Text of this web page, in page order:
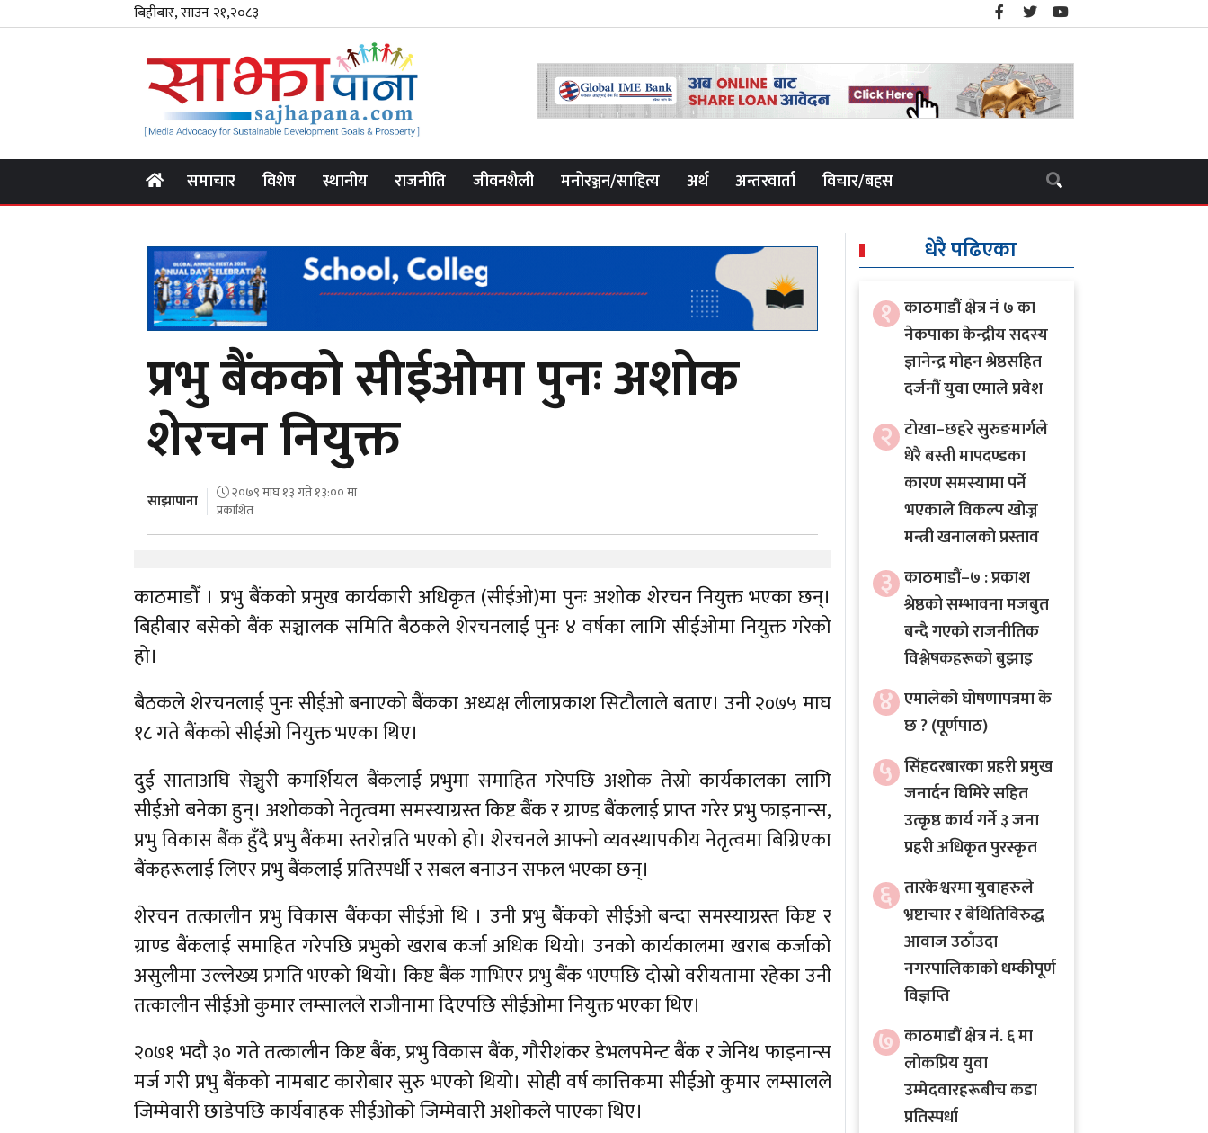
बिहीबार, साउन २१,२०८३
समाचार विशेष स्थानीय राजनीति जीवनशैली मनोरञ्जन/साहित्य अर्थ अन्तरवार्ता विचार/बहस
प्रभु बैंकको सीईओमा पुनः अशोक
शेरचन नियुक्त
साझापाना
२०७९ माघ १३ गते १३:०० मा
प्रकाशित
काठमाडौँ । प्रभु बैंकको प्रमुख कार्यकारी अधिकृत (सीईओ)मा पुनः अशोक शेरचन नियुक्त भएका छन्।
बिहीबार बसेको बैंक सञ्चालक समिति बैठकले शेरचनलाई पुनः ४ वर्षका लागि सीईओमा नियुक्त गरेको
हो।
बैठकले शेरचनलाई पुनः सीईओ बनाएको बैंकका अध्यक्ष लीलाप्रकाश सिटौलाले बताए। उनी २०७५ माघ
१८ गते बैंकको सीईओ नियुक्त भएका थिए।
दुई साताअघि सेञ्चुरी कमर्शियल बैंकलाई प्रभुमा समाहित गरेपछि अशोक तेस्रो कार्यकालका लागि
सीईओ बनेका हुन्। अशोकको नेतृत्वमा समस्याग्रस्त किष्ट बैंक र ग्राण्ड बैंकलाई प्राप्त गरेर प्रभु फाइनान्स,
प्रभु विकास बैंक हुँदै प्रभु बैंकमा स्तरोन्नति भएको हो। शेरचनले आफ्नो व्यवस्थापकीय नेतृत्वमा बिग्रिएका
बैंकहरूलाई लिएर प्रभु बैंकलाई प्रतिस्पर्धी र सबल बनाउन सफल भएका छन्।
शेरचन तत्कालीन प्रभु विकास बैंकका सीईओ थि । उनी प्रभु बैंकको सीईओ बन्दा समस्याग्रस्त किष्ट र
ग्राण्ड बैंकलाई समाहित गरेपछि प्रभुको खराब कर्जा अधिक थियो। उनको कार्यकालमा खराब कर्जाको
असुलीमा उल्लेख्य प्रगति भएको थियो। किष्ट बैंक गाभिएर प्रभु बैंक भएपछि दोस्रो वरीयतामा रहेका उनी
तत्कालीन सीईओ कुमार लम्सालले राजीनामा दिएपछि सीईओमा नियुक्त भएका थिए।
२०७१ भदौ ३० गते तत्कालीन किष्ट बैंक, प्रभु विकास बैंक, गौरीशंकर डेभलपमेन्ट बैंक र जेनिथ फाइनान्स
मर्ज गरी प्रभु बैंकको नामबाट कारोबार सुरु भएको थियो। सोही वर्ष कात्तिकमा सीईओ कुमार लम्सालले
जिम्मेवारी छाडेपछि कार्यवाहक सीईओको जिम्मेवारी अशोकले पाएका थिए।
धेरै पढिएका
१ काठमाडौं क्षेत्र नं ७ का
नेकपाका केन्द्रीय सदस्य
ज्ञानेन्द्र मोहन श्रेष्ठसहित
दर्जनौं युवा एमाले प्रवेश
२ टोखा–छहरे सुरुङमार्गले
धेरै बस्ती मापदण्डका
कारण समस्यामा पर्ने
भएकाले विकल्प खोज्न
मन्त्री खनालको प्रस्ताव
३ काठमाडौं–७ : प्रकाश
श्रेष्ठको सम्भावना मजबुत
बन्दै गएको राजनीतिक
विश्लेषकहरूको बुझाइ
४ एमालेको घोषणापत्रमा के
छ ? (पूर्णपाठ)
५ सिंहदरबारका प्रहरी प्रमुख
जनार्दन घिमिरे सहित
उत्कृष्ठ कार्य गर्ने ३ जना
प्रहरी अधिकृत पुरस्कृत
६ तारकेश्वरमा युवाहरुले
भ्रष्टाचार र बेथितिविरुद्ध
आवाज उठाँउदा
नगरपालिकाको धम्कीपूर्ण
विज्ञप्ति
७ काठमाडौं क्षेत्र नं. ६ मा
लोकप्रिय युवा
उम्मेदवारहरूबीच कडा
प्रतिस्पर्धा